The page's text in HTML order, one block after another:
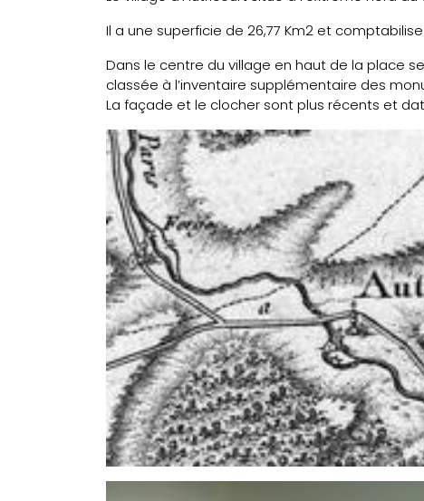
Il a une superficie de 26,77 Km2 et
Dans le centre du village en haut de la place
classée à l’inventaire supplémentaire des
La façade et le clocher sont plus récents et